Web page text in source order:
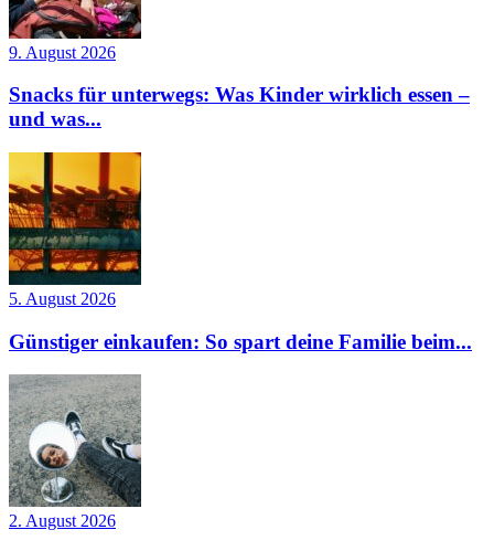
9. August 2026
Snacks für unterwegs: Was Kinder wirklich essen –
und was...
5. August 2026
Günstiger einkaufen: So spart deine Familie beim...
2. August 2026